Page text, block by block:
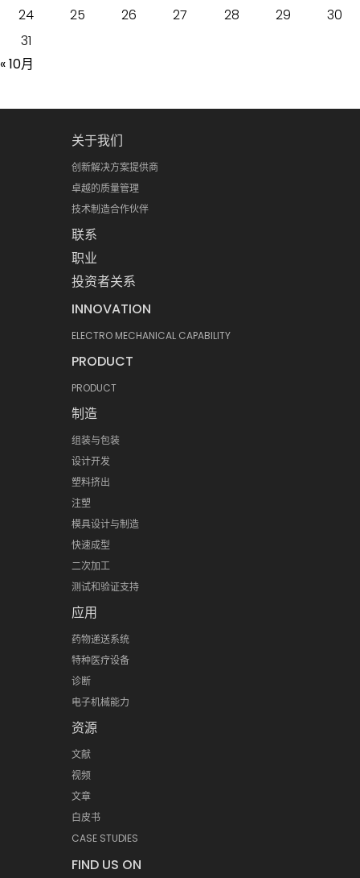
24
25 26 27 28 29
30
31
« 10月
关于我们
创新解决方案提供商
卓越的质量管理
技术制造合作伙伴
联系
职业
投资者关系
INNOVATION
ELECTRO MECHANICAL CAPABILITY
PRODUCT
PRODUCT
制造
组装与包装
设计开发
塑料挤出
注塑
模具设计与制造
快速成型
二次加工
测试和验证支持
应用
药物递送系统
特种医疗设备
诊断
电子机械能力
资源
文献
视频
文章
白皮书
CASE STUDIES
FIND US ON